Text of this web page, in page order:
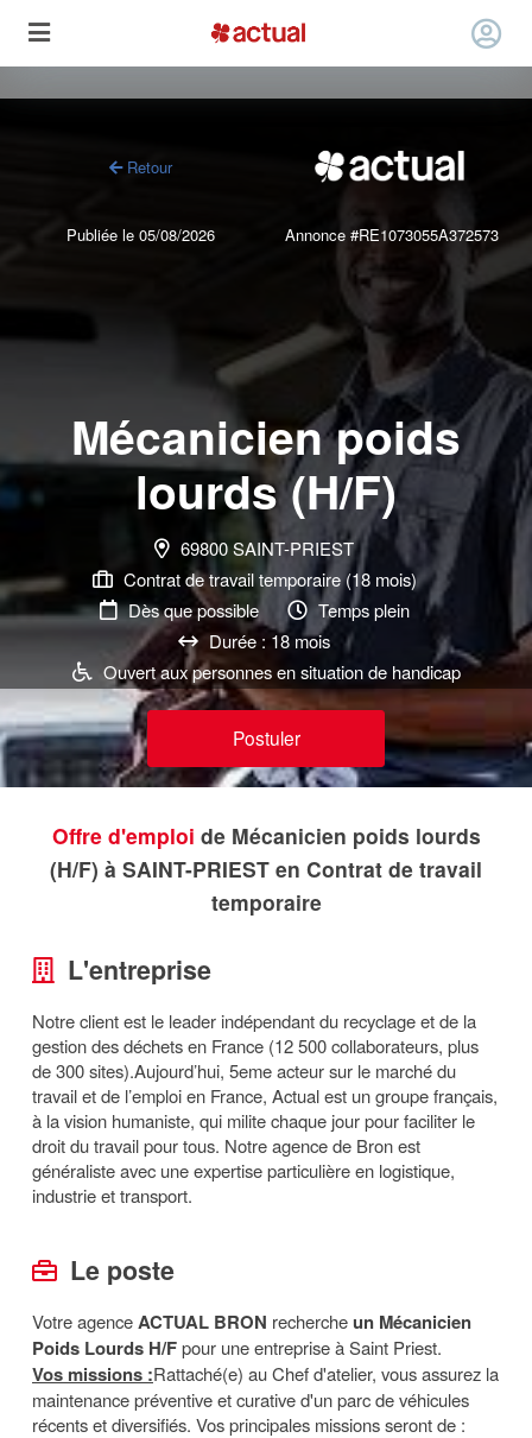
Retour
Publiée le 05/08/2026 Annonce #RE1073055A372573
Mécanicien poids
lourds (H/F)
69800 SAINT-PRIEST
Contrat de travail temporaire (18 mois)
Dès que possible
Temps plein
Durée : 18 mois
Ouvert aux personnes en situation de handicap
Postuler
Offre d'emploi de Mécanicien poids lourds
(H/F) à SAINT-PRIEST en Contrat de travail
temporaire
L'entreprise
Notre client est le leader indépendant du recyclage et de la
gestion des déchets en France (12 500 collaborateurs, plus
de 300 sites).Aujourd’hui, 5eme acteur sur le marché du
travail et de l’emploi en France, Actual est un groupe français,
à la vision humaniste, qui milite chaque jour pour faciliter le
droit du travail pour tous. Notre agence de Bron est
généraliste avec une expertise particulière en logistique,
industrie et transport.
Le poste
Votre agenceACTUAL BRON rechercheun Mécanicien
Poids Lourds H/Fpour une entreprise à Saint Priest.
Vos missions :Rattaché(e) au Chef d'atelier, vous assurez la
maintenance préventive et curative d'un parc de véhicules
récents et diversifiés. Vos principales missions seront de :